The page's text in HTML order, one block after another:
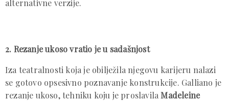
alternativne verzije.
2. Rezanje ukoso vratio je u sadašnjost
Iza teatralnosti koja je obilježila njegovu karijeru nalazi
se gotovo opsesivno poznavanje konstrukcije. Galliano je
rezanje ukoso, tehniku koju je proslavilaMadeleine